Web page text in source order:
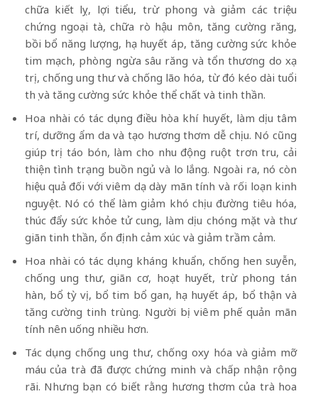
chữa kiết lỵ, lợi tiểu, trừ phong và giảm các triệu
chứng ngoại tà, chữa rò hậu môn, tăng cường răng,
bồi bổ năng lượng, hạ huyết áp, tăng cường sức khỏe
tim mạch, phòng ngừa sâu răng và tổn thương do xạ
trị, chống ung thư và chống lão hóa, từ đó kéo dài tuổi
thọ và tăng cường sức khỏe thể chất và tinh thần.
Hoa nhài có tác dụng điều hòa khí huyết, làm dịu tâm
trí, dưỡng ẩm da và tạo hương thơm dễ chịu. Nó cũng
giúp trị táo bón, làm cho nhu động ruột trơn tru, cải
thiện tình trạng buồn ngủ và lo lắng. Ngoài ra, nó còn
hiệu quả đối với viêm dạ dày mãn tính và rối loạn kinh
nguyệt. Nó có thể làm giảm khó chịu đường tiêu hóa,
thúc đẩy sức khỏe tử cung, làm dịu chóng mặt và thư
giãn tinh thần, ổn định cảm xúc và giảm trầm cảm.
Hoa nhài có tác dụng kháng khuẩn, chống hen suyễn,
chống ung thư, giãn cơ, hoạt huyết, trừ phong tán
hàn, bổ tỳ vị, bổ tim bổ gan, hạ huyết áp, bổ thận và
tăng cường tinh trùng. Người bị viêm phế quản mãn
tính nên uống nhiều hơn.
Tác dụng chống ung thư, chống oxy hóa và giảm mỡ
máu của trà đã được chứng minh và chấp nhận rộng
rãi. Nhưng bạn có biết rằng hương thơm của trà hoa